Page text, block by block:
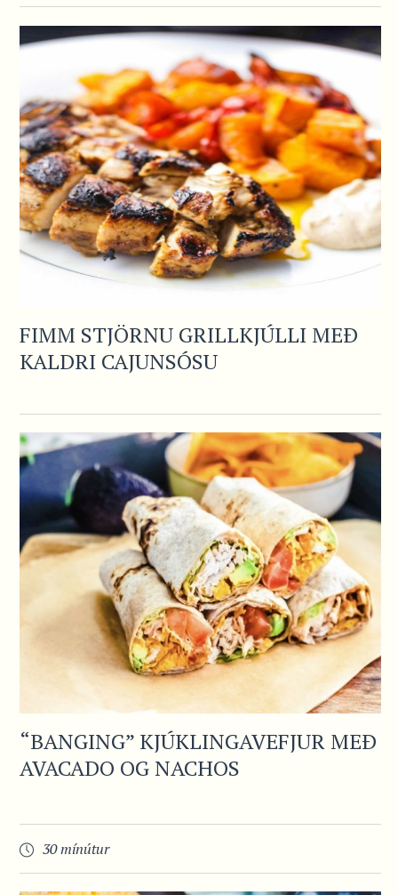
FIMM STJÖRNU GRILLKJÚLLI MEÐ
KALDRI CAJUNSÓSU
“BANGING” KJÚKLINGAVEFJUR MEÐ
AVACADO OG NACHOS
30 mínútur